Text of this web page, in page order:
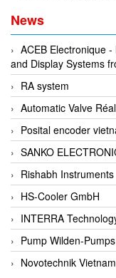
Fritsch Vietnam
FS CABLE
FS Inc Vietnam
FTM Vietnam
Fuji
Fujian LEAD
Fujikura
Fukuta
GAI-Tronics
Gardasoft
GASDNA Vietnam
Gasensor
News
ACEB Electronique
and Display Systems
RA system
Automatic Valve
Posital encoder
SANKO
Rishabh Instruments
HS-Cooler GmbH
INTERRA
Pump Wilden-Pumps
Novotechnik Vietnam